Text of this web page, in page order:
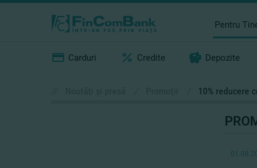
Pentru
Carduri Credite Depozite
10% reducere